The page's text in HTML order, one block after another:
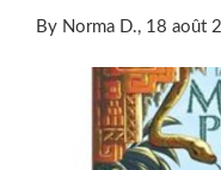
By Norma D., 18 août